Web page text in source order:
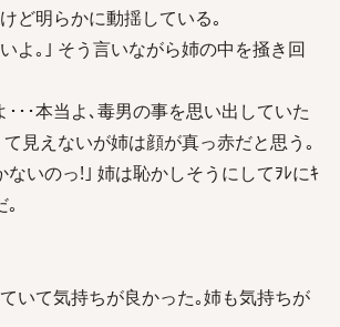
ど明らかに動揺している｡
よ｡｣ そう言いながら姉の中を掻き回
･･･本当よ､毒男の事を思い出していた
見えないが姉は顔が真っ赤だと思う｡
ないのっ!｣ 姉は恥かしそうにしてｦﾚにｷ
｡
いて気持ちが良かった｡姉も気持ちが